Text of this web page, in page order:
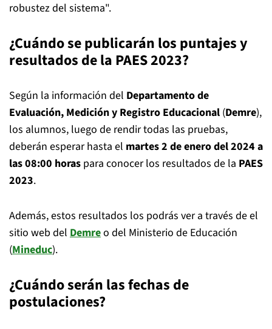
robustez del sistema".
¿Cuándo se publicarán los puntajes y
resultados de la PAES 2023?
Según la información del Departamento de
Evaluación, Medición y Registro Educacional (Demre),
los alumnos, luego de rendir todas las pruebas,
deberán esperar hasta el martes 2 de enero del 2024 a
las 08:00 horas para conocer los resultados de la PAES
2023.
Además, estos resultados los podrás ver a través de el
sitio web del Demreo del Ministerio de Educación
(Mineduc).
¿Cuándo serán las fechas de
postulaciones?